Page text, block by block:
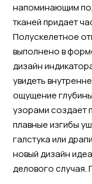
напоминающим
тканей придает
Полускелетное
выполнено в
дизайн
увидеть
ощущение
узорами создает
плавные изгибы
галстука или
новый дизайн
делового случая.